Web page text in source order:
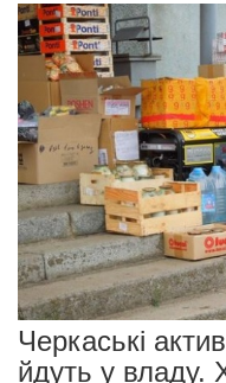
Черкаські
йдуть у владу.